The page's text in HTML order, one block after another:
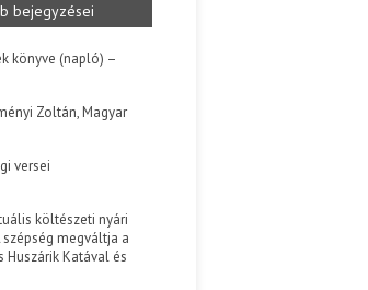
bejegyzései
könyve (napló) –
Zoltán, Magyar
versei
költészeti nyári
szépség megváltja a
Huszárik Katával és